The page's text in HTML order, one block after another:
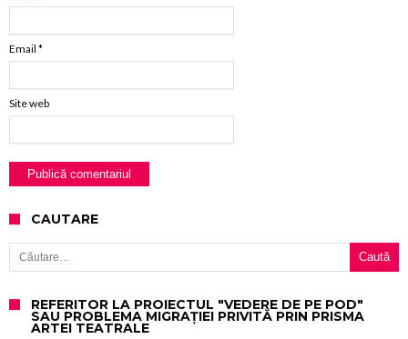
Email *
Site web
CAUTARE
Caută după:
REFERITOR LA PROIECTUL "VEDERE DE PE POD"
SAU PROBLEMA MIGRAȚIEI PRIVITĂ PRIN PRISMA
ARTEI TEATRALE